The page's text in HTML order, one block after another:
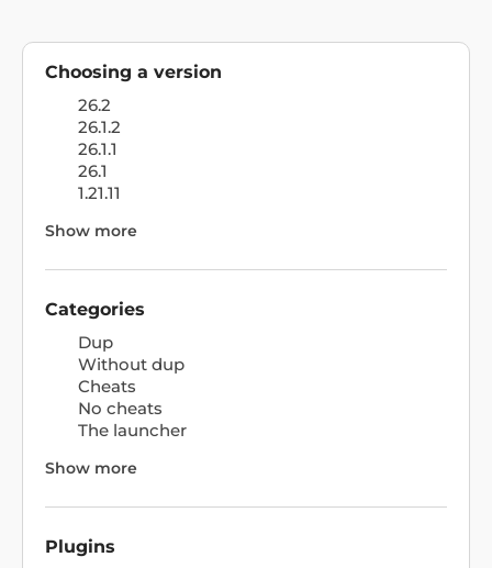
Choosing a version
26.2
26.1.2
26.1.1
26.1
1.21.11
Show more
Categories
Dup
Without dup
Cheats
No cheats
The launcher
Show more
Plugins